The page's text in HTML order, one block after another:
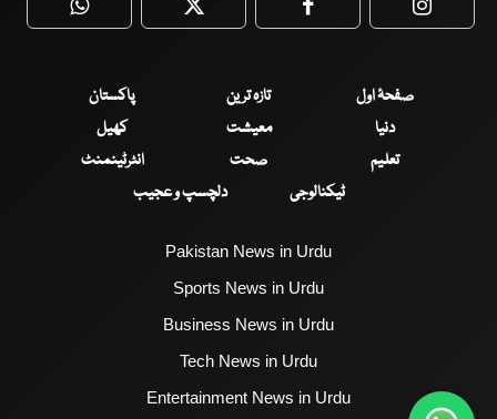
WhatsApp Twitter Facebook
صفحۂ اول تازہ ترین
پاکستان
دنیا
معیشت
کھیل
تعلیم
صحت
انٹرٹینمنٹ
ٹیکنالوجی
دلچسپ و عجیب
Pakistan News in Urdu
Sports News in Urdu
Business News in Urdu
Tech News in Urdu
Entertainment News in Urdu